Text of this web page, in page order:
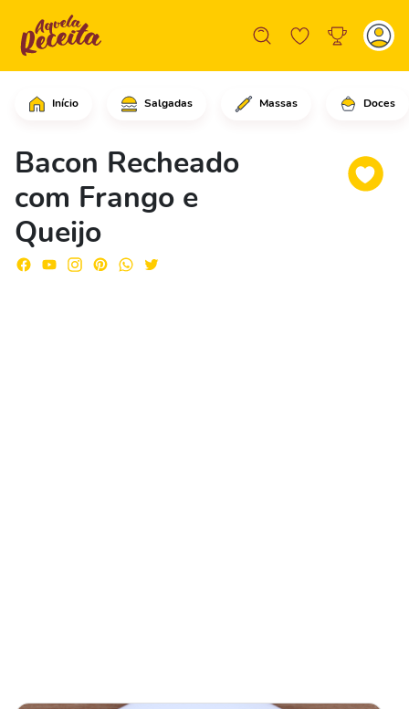
Início Salgadas Massas Doces
Bacon Recheado
com Frango e
Queijo
Comece cortando as batatas bem